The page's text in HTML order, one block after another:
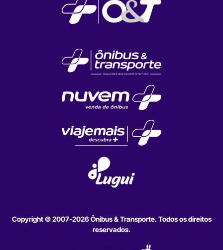
Copyright © 2007-2026 Ônibus & Transporte. Todos os direitos
reservados.